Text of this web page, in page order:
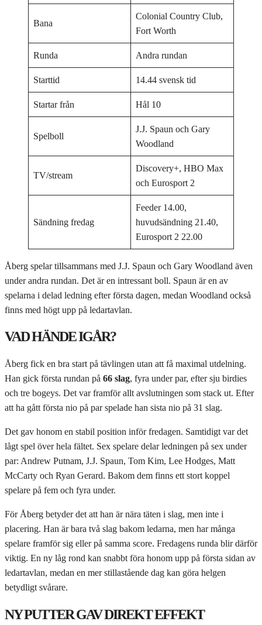
Bana
Colonial Country Club,
Fort Worth
Runda Andra rundan
Starttid 14.44 svensk tid
Startar från Hål 10
Spelboll
J.J. Spaun och Gary
Woodland
TV/stream
Discovery+, HBO Max
och Eurosport 2
Sändning fredag
Feeder 14.00,
huvudsändning 21.40,
Eurosport 2 22.00
Åberg spelar tillsammans med J.J. Spaun och Gary Woodland även
under andra rundan. Det är en intressant boll. Spaun är en av
spelarna i delad ledning efter första dagen, medan Woodland också
finns med högt upp på ledartavlan.
VAD HÄNDE IGÅR?
Åberg fick en bra start på tävlingen utan att få maximal utdelning.
Han gick första rundan på 66 slag, fyra under par, efter sju birdies
och tre bogeys. Det var framför allt avslutningen som stack ut. Efter
att ha gått första nio på par spelade han sista nio på 31 slag.
Det gav honom en stabil position inför fredagen. Samtidigt var det
lågt spel över hela fältet. Sex spelare delar ledningen på sex under
par: Andrew Putnam, J.J. Spaun, Tom Kim, Lee Hodges, Matt
McCarty och Ryan Gerard. Bakom dem finns ett stort koppel
spelare på fem och fyra under.
För Åberg betyder det att han är nära täten i slag, men inte i
placering. Han är bara två slag bakom ledarna, men har många
spelare framför sig eller på samma score. Fredagens runda blir därför
viktig. En ny låg rond kan snabbt föra honom upp på första sidan av
ledartavlan, medan en mer stillastående dag kan göra helgen
betydligt svårare.
NY PUTTER GAV DIREKT EFFEKT